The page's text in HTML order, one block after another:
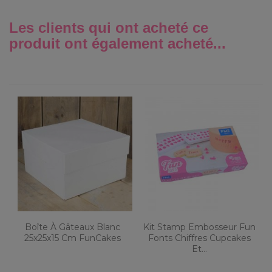
Les clients qui ont acheté ce
produit ont également acheté...
Boîte À Gâteaux Blanc
25x25x15 Cm FunCakes
Kit Stamp Embosseur Fun
Fonts Chiffres Cupcakes
Et...